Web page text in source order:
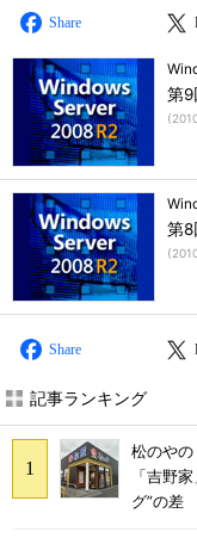
Share
第9
(
第8
(
Share
記事ランキング
松のや
「吉野
グ”の差